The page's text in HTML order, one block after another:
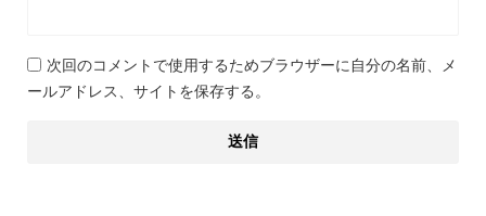
次回のコメントで使用するためブラウザーに自分の名前、メ
ールアドレス、サイトを保存する。